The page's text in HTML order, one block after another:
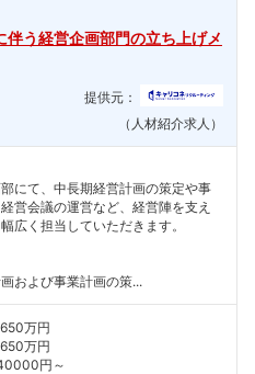
伴う経営企画部門の立ち上げメ
提供元：
（人材紹介求人）
にて、中長期経営計画の策定や事
営会議の運営など、経営陣を支え
広く担当していただきます。
および事業計画の策...
万円
万円
円～